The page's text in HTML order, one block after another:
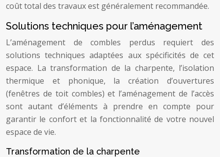
coût total des travaux est généralement recommandée.
Solutions techniques pour l’aménagement
L’aménagement de combles perdus requiert des
solutions techniques adaptées aux spécificités de cet
espace. La transformation de la charpente, l’isolation
thermique et phonique, la création d’ouvertures
(fenêtres de toit combles) et l’aménagement de l’accès
sont autant d’éléments à prendre en compte pour
garantir le confort et la fonctionnalité de votre nouvel
espace de vie.
Transformation de la charpente